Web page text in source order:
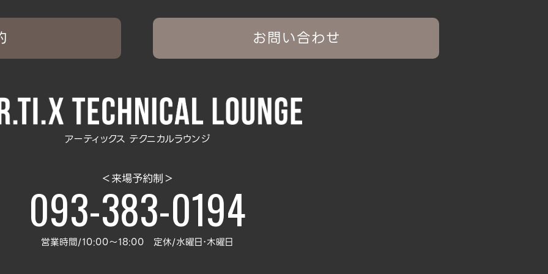
お問い合わせ
アーティックス テクニカルラウンジ
＜来場予約制＞
093-383-0194
営業時間/10:00～18:00 定休/水曜日･木曜日